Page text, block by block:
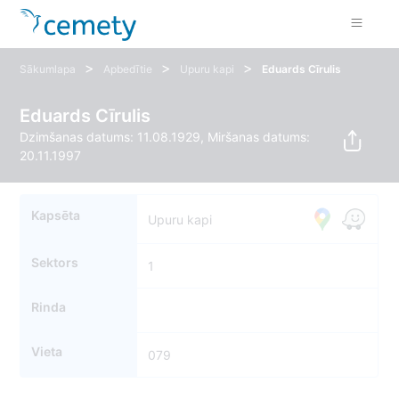
Sākumlapa > Apbedītie > Upuru kapi > Eduards Cīrulis
Eduards Cīrulis
Dzimšanas datums: 11.08.1929, Miršanas datums:
20.11.1997
Kapsēta Upuru kapi
Sektors 1
Rinda
Vieta 079